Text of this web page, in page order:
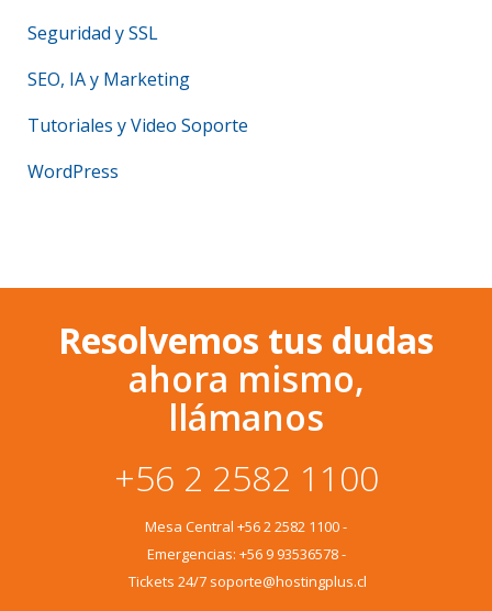
Seguridad y SSL
SEO, IA y Marketing
Tutoriales y Video Soporte
WordPress
Resolvemos tus dudas
ahora mismo,
llámanos
+56 2 2582 1100
Mesa Central +56 2 2582 1100-
Emergencias: +56 9 93536578-
Tickets 24/7 soporte@hostingplus.cl